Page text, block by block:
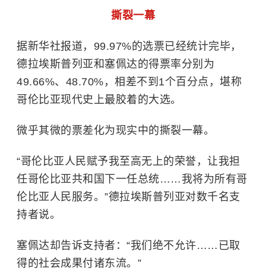
撕裂一幕
据新华社报道，99.97%的选票已经统计完毕，
德拉埃斯普列亚和塞佩达的得票率分别为
49.66%、48.70%，相差不到1个百分点，堪称
哥伦比亚现代史上最胶着的大选。
微乎其微的票差化为现实中的撕裂一幕。
“哥伦比亚人民赋予我至高无上的荣誉，让我担
任哥伦比亚共和国下一任总统……我将为所有哥
伦比亚人民服务。”德拉埃斯普列亚对数千名支
持者说。
塞佩达却告诉支持者：“我们绝不允许……已取
得的社会成果付诸东流。”